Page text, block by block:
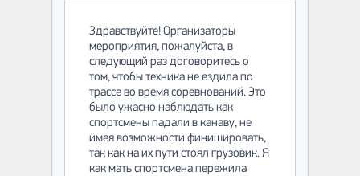
Здравствуйте! Организаторы
мероприятия, пожалуйста, в
следующий раз договоритесь о
том, чтобы техника не ездила по
трассе во время соревнований. Это
было ужасно наблюдать как
спортсмены падали в канаву, не
имея возможности финишировать,
так как на их пути стоял грузовик. Я
как мать спортсмена пережила